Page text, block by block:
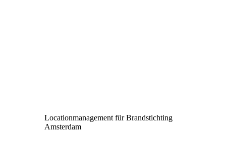
Locationmanagement für Brandstichting
Amsterdam